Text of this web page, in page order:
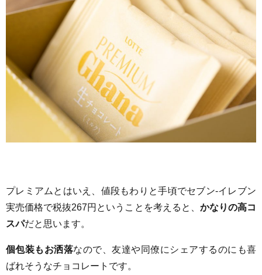
プレミアムとはいえ、値段もわりと手頃でセブン-イレブン
実売価格で税抜267円ということを考えると、 かなりの高コ
スパだと思います。
個包装もお洒落なので、友達や同僚にシェアするのにも喜
ばれそうなチョコレートです。